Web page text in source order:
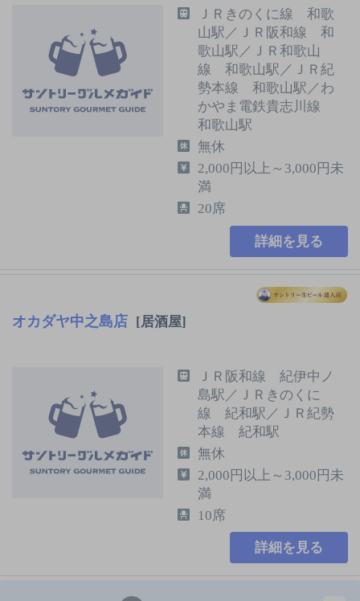
ＪＲきのくに線 和歌
山駅／ＪＲ阪和線 和
歌山駅／ＪＲ和歌山
線 和歌山駅／ＪＲ紀
勢本線 和歌山駅／わ
かやま電鉄貴志川線
和歌山駅
無休
2,000円以上～3,000円未
満
20席
詳細を見る
オカダヤ中之島店 [居酒屋]
ＪＲ阪和線 紀伊中ノ
島駅／ＪＲきのくに
線 紀和駅／ＪＲ紀勢
本線 紀和駅
無休
2,000円以上～3,000円未
満
10席
詳細を見る